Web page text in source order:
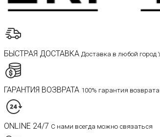
БЫСТРАЯ ДОСТАВКА Доставка в любой город
ГАРАНТИЯ ВОЗВРАТА 100% гарантия возврата
ONLINE 24/7 С нами всегда можно связаться